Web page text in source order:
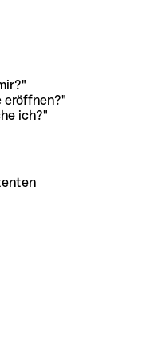
eröffnen?"
ich?"